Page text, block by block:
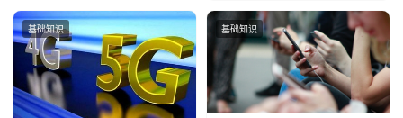
基础知识 基础知识